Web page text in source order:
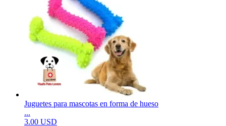
Juguetes para mascotas en forma de hueso
...
3.00 USD